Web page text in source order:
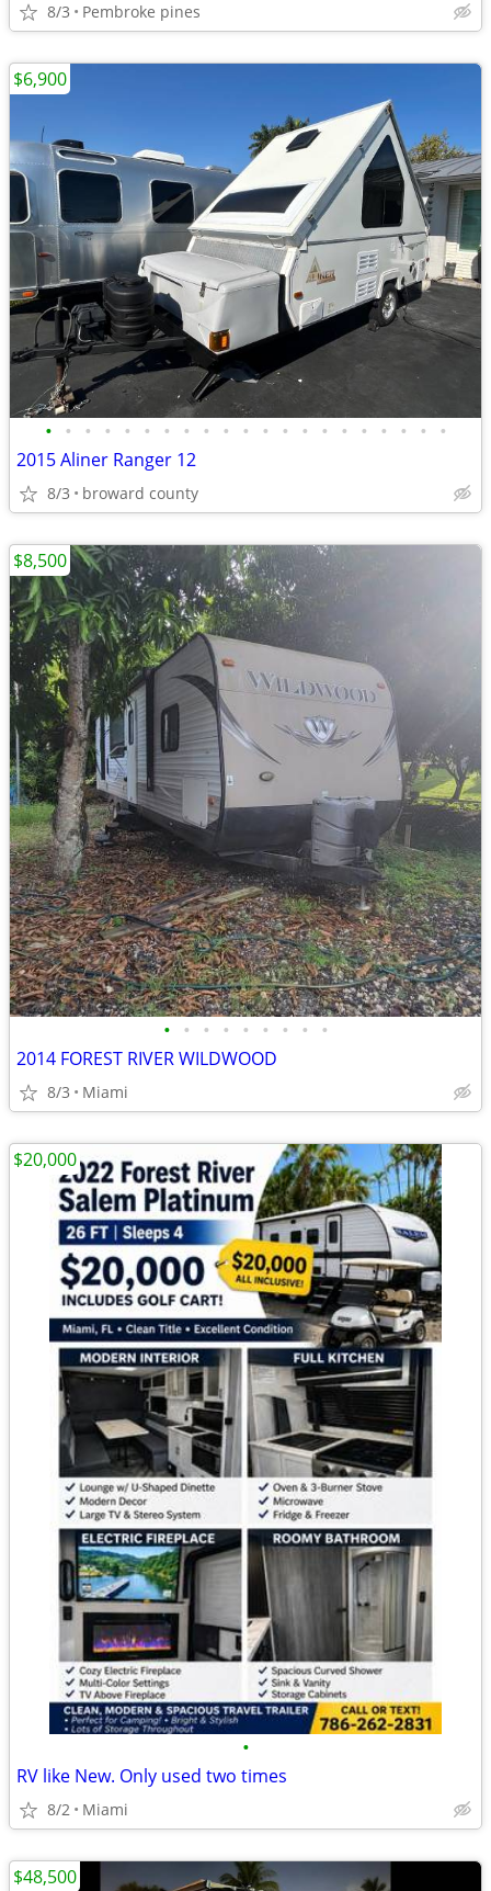
8/3 Pembroke pines
• • • • • • • • • • • • • • • • • • • • •
2015 Aliner Ranger 12
8/3 broward county
$6,900
• • • • • • • • •
2014 FOREST RIVER WILDWOOD
8/3 Miami
$8,500
•
RV like New. Only used two times
8/2 Miami
$20,000
$48,500